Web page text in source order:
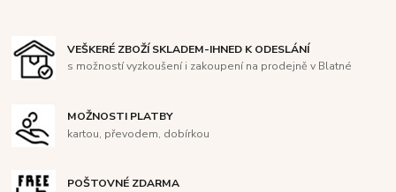
VEŠKERÉ ZBOŽÍ SKLADEM-IHNED K ODESLÁNÍ
s možností vyzkoušení i zakoupení na prodejně v Blatné
MOŽNOSTI PLATBY
kartou, převodem, dobírkou
POŠTOVNÉ ZDARMA